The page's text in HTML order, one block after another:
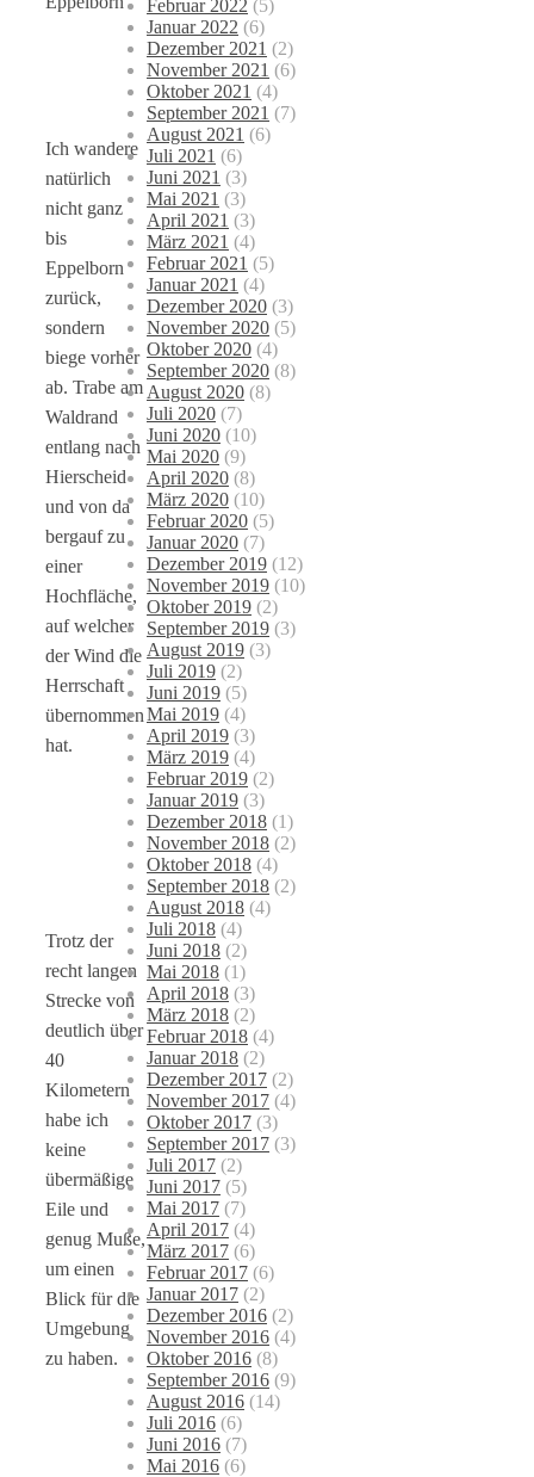
Ich wandere
natürlich
nicht ganz
bis
Eppelborn
zurück,
sondern
biege vorher
ab. Trabe am
Waldrand
entlang nach
Hierscheid
und von da
bergauf zu
einer
Hochfläche,
auf welcher
der Wind die
Herrschaft
übernommen
hat.
Trotz der
recht langen
Strecke von
deutlich über
40
Kilometern
habe ich
keine
übermäßige
Eile und
genug Muße,
um einen
Blick für die
Umgebung
zu haben.
Februar 2022 (5)
Januar 2022 (6)
Dezember 2021 (2)
November 2021 (6)
Oktober 2021 (4)
September 2021 (7)
August 2021 (6)
Juli 2021 (6)
Juni 2021 (3)
Mai 2021 (3)
April 2021 (3)
März 2021 (4)
Februar 2021 (5)
Januar 2021 (4)
Dezember 2020 (3)
November 2020 (5)
Oktober 2020 (4)
September 2020 (8)
August 2020 (8)
Juli 2020 (7)
Juni 2020 (10)
Mai 2020 (9)
April 2020 (8)
März 2020 (10)
Februar 2020 (5)
Januar 2020 (7)
Dezember 2019 (12)
November 2019 (10)
Oktober 2019 (2)
September 2019 (3)
August 2019 (3)
Juli 2019 (2)
Juni 2019 (5)
Mai 2019 (4)
April 2019 (3)
März 2019 (4)
Februar 2019 (2)
Januar 2019 (3)
Dezember 2018 (1)
November 2018 (2)
Oktober 2018 (4)
September 2018 (2)
August 2018 (4)
Juli 2018 (4)
Juni 2018 (2)
Mai 2018 (1)
April 2018 (3)
März 2018 (2)
Februar 2018 (4)
Januar 2018 (2)
Dezember 2017 (2)
November 2017 (4)
Oktober 2017 (3)
September 2017 (3)
Juli 2017 (2)
Juni 2017 (5)
Mai 2017 (7)
April 2017 (4)
März 2017 (6)
Februar 2017 (6)
Januar 2017 (2)
Dezember 2016 (2)
November 2016 (4)
Oktober 2016 (8)
September 2016 (9)
August 2016 (14)
Juli 2016 (6)
Juni 2016 (7)
Mai 2016 (6)